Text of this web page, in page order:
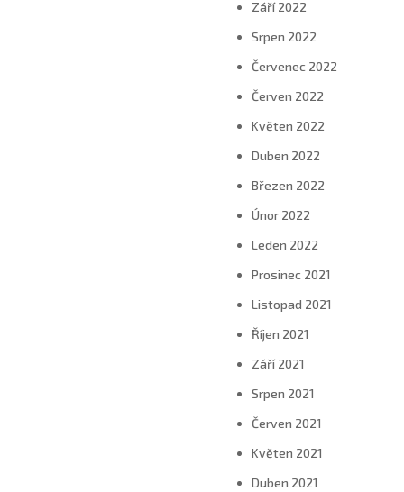
Září 2022
Srpen 2022
Červenec 2022
Červen 2022
Květen 2022
Duben 2022
Březen 2022
Únor 2022
Leden 2022
Prosinec 2021
Listopad 2021
Říjen 2021
Září 2021
Srpen 2021
Červen 2021
Květen 2021
Duben 2021